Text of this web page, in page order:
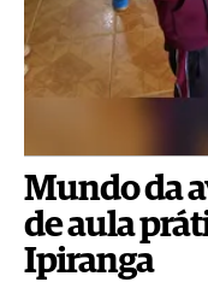
Mundo da
de aula
Ipiranga